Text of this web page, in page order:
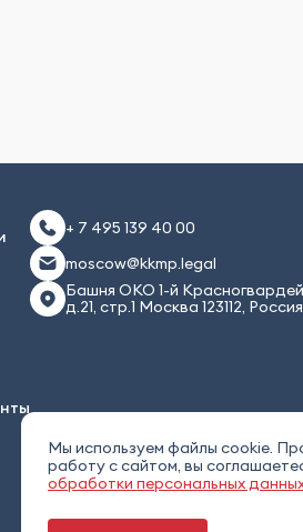
Мы используем файлы cookie.
работу с сайтом, вы
обработки персональных
+ 7 495 139 40 00
moscow@kkmp.legal
Башня ОКО 1-й
д.21, стр.1 Москва 123112, Россия